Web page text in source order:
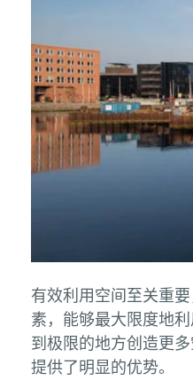
有效利用空间至关重
素，能够最大限度地
到极限的地方创造更
提供了明显的优势。